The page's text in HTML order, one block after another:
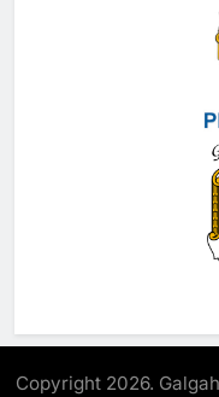
Copyright 2026.